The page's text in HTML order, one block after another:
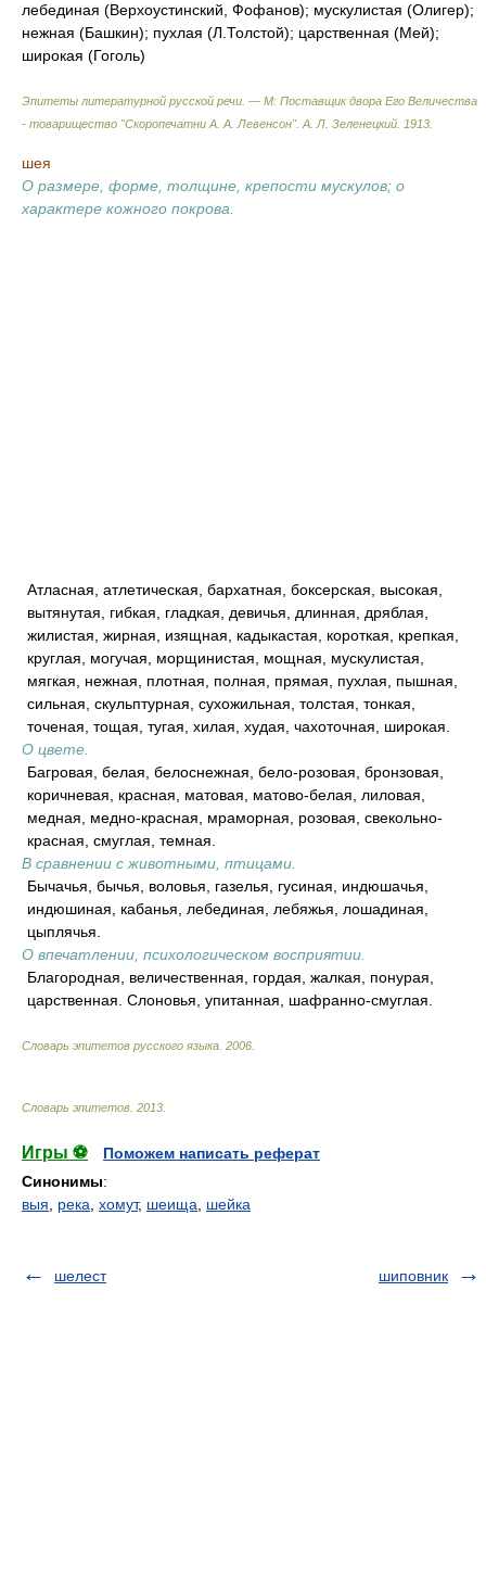
лебединая (Верхоустинский, Фофанов); мускулистая (Олигер);
нежная (Башкин); пухлая (Л.Толстой); царственная (Мей);
широкая (Гоголь)
Эпитеты литературной русской речи. — М: Поставщик двора Его Величества
- товарищество "Скоропечатни А. А. Левенсон". А. Л. Зеленецкий 1913
шея
О размере, форме, толщине, крепости мускулов; о
характере кожного покрова.
Атласная, атлетическая, бархатная, боксерская, высокая,
вытянутая, гибкая, гладкая, девичья, длинная, дряблая,
жилистая, жирная, изящная, кадыкастая, короткая, крепкая,
круглая, могучая, морщинистая, мощная, мускулистая,
мягкая, нежная, плотная, полная, прямая, пухлая, пышная,
сильная, скульптурная, сухожильная, толстая, тонкая,
точеная, тощая, тугая, хилая, худая, чахоточная, широкая.
О цвете.
Багровая, белая, белоснежная, бело-розовая, бронзовая,
коричневая, красная, матовая, матово-белая, лиловая,
медная, медно-красная, мраморная, розовая, свекольно-
красная, смуглая, темная.
В сравнении с животными, птицами.
Бычачья, бычья, воловья, газелья, гусиная, индюшачья,
индюшиная, кабанья, лебединая, лебяжья, лошадиная,
цыплячья.
О впечатлении, психологическом восприятии.
Благородная, величественная, гордая, жалкая, понурая,
царственная. Слоновья, упитанная, шафранно-смуглая.
Словарь эпитетов русского языка 2006
Словарь эпитетов 2013
Игры ⚽
Поможем написать реферат
Синонимы:
выя
река хомут, шеища шейка
шелест шиповник